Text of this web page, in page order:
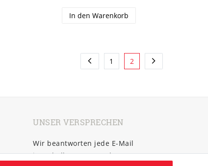
In den Warenkorb
1 2
UNSER VERSPRECHEN
Wir beantworten jede E-Mail
innerhalb von 6 Stunden!